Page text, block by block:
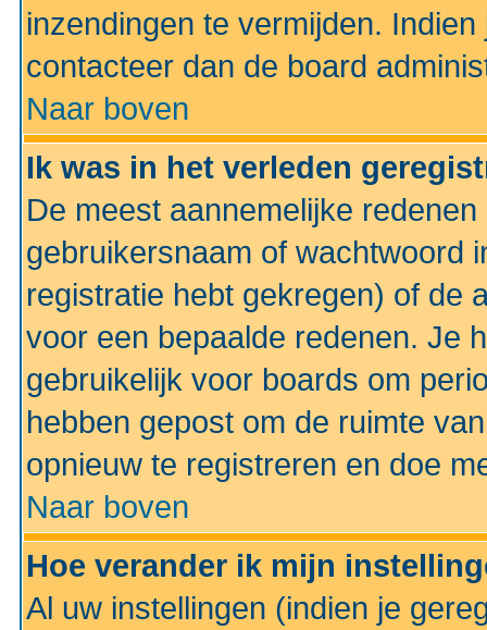
inzendingen te vermijden.
contacteer dan de board
Naar boven
Ik was in het verleden
De meest aannemelijke
gebruikersnaam of wachtwoord
registratie hebt gekregen) of de
voor een bepaalde redenen. Je
gebruikelijk voor boards om
hebben gepost om de ruimte
opnieuw te registreren en doe
Naar boven
Hoe verander ik mijn
Al uw instellingen (indien je